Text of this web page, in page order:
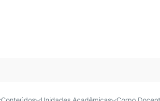
esquecer?